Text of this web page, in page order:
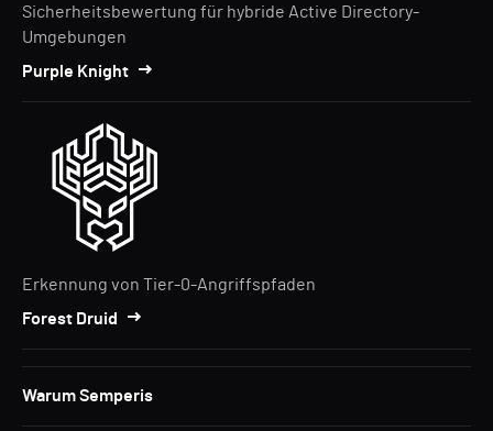
Sicherheitsbewertung für hybride Active Directory-
Umgebungen
Purple Knight
Erkennung von Tier-0-Angriffspfaden
Forest Druid
Warum Semperis